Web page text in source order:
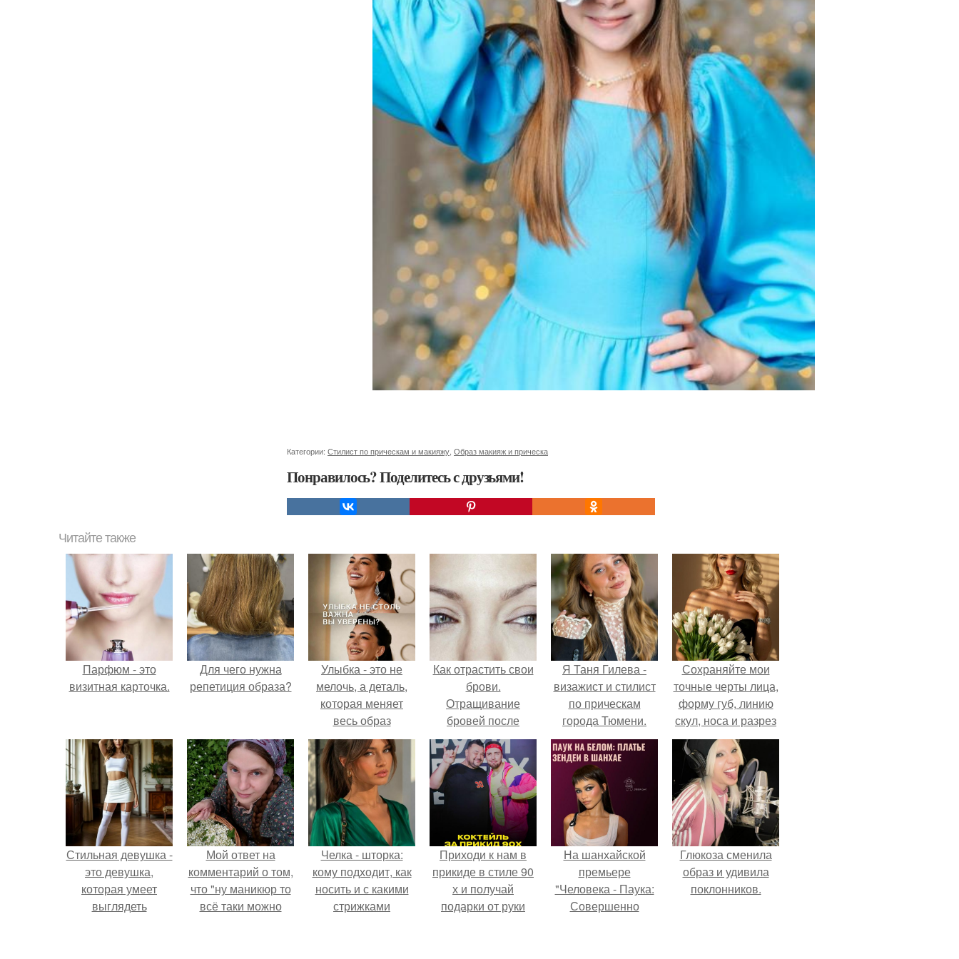
Категории: Стилист по прическам и макияжу Образ макияж и прическа
Понравилось? Поделитесь с друзьями!
Читайте также
Парфюм - это
визитная карточка.
Для чего нужна
репетиция образа?
Улыбка - это не
мелочь, а деталь,
которая меняет
весь образ
человека.
Как отрастить свои
брови.
Отращивание
бровей после
татуажа
Я Таня Гилева -
визажист и стилист
по прическам
города Тюмени.
Сохраняйте мои
точные черты лица,
форму губ, линию
скул, носа и разрез
глаз.
Стильная девушка -
это девушка,
которая умеет
выглядеть
Мой ответ на
комментарий о том,
что "ну маникюр то
всё таки можно
Челка - шторка:
кому подходит, как
носить и с какими
стрижками
Приходи к нам в
прикиде в стиле 90
х и получай
подарки от руки
На шанхайской
премьере
"Человека - Паука:
Совершенно
Глюкоза сменила
образ и удивила
поклонников.